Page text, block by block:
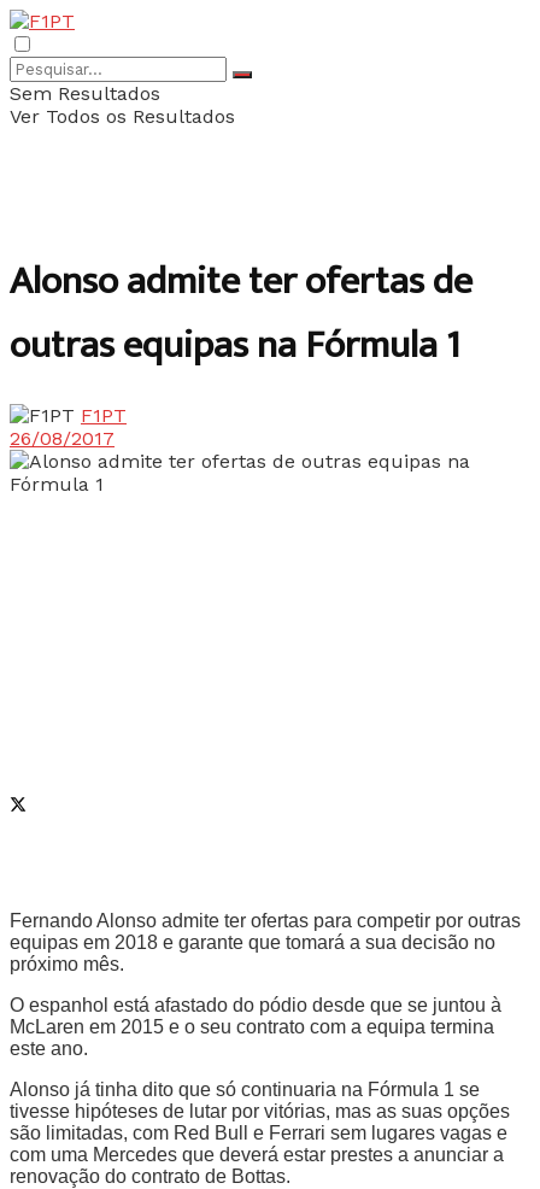
Sem Resultados
Ver Todos os Resultados
Alonso admite ter ofertas de
outras equipas na Fórmula 1
F1PT
26/08/2017
Fernando Alonso admite ter ofertas para competir por outras
equipas em 2018 e garante que tomará a sua decisão no
próximo mês.
O espanhol está afastado do pódio desde que se juntou à
McLaren em 2015 e o seu contrato com a equipa termina
este ano.
Alonso já tinha dito que só continuaria na Fórmula 1 se
tivesse hipóteses de lutar por vitórias, mas as suas opções
são limitadas, com Red Bull e Ferrari sem lugares vagas e
com uma Mercedes que deverá estar prestes a anunciar a
renovação do contrato de Bottas.